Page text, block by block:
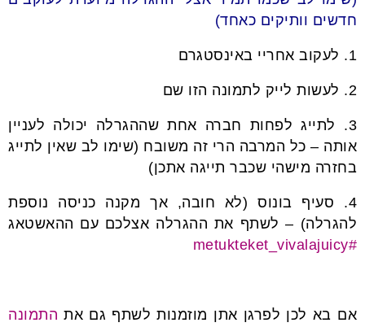
חדשים וותיקים כאחד)
1. לעקוב אחריי באינסטגרם
2. לעשות לייק לתמונה הזו שם
3. לתייג לפחות חברה אחת שההגרלה יכולה לעניין
אותה – כל המרבה הרי זה משובח (שימו לב שאין לתייג
בחזרה מישהי שכבר תייגה אתכן)
4. סעיף בונוס (לא חובה, אך מקנה כניסה נוספת
להגרלה) – לשתף את ההגרלה אצלכם עם ההאשטאג
#metukteket_vivalajuicy
אם בא לכן לפרגן אתן מוזמנות לשתף גם את התמונה